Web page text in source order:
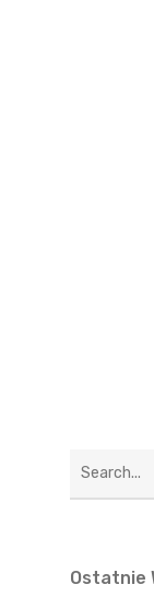
Ostatnie